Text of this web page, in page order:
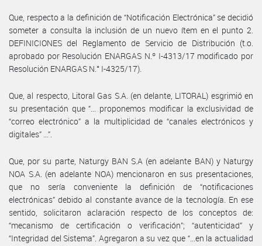
Que, respecto a la definición de “Notificación Electrónica” se decidió
someter a consulta la inclusión de un nuevo ítem en el punto 2.
DEFINICIONES del Reglamento de Servicio de Distribución (t.o.
aprobado por Resolución ENARGAS N.º I-4313/17 modificado por
Resolución ENARGAS N.° I-4325/17).
Que, al respecto, Litoral Gas S.A. (en delante, LITORAL) esgrimió en
su presentación que “... proponemos modificar la exclusividad de
“correo electrónico” a la multiplicidad de “canales electrónicos y
digitales” ...”.
Que, por su parte, Naturgy BAN S.A (en adelante BAN) y Naturgy
NOA S.A. (en adelante NOA) mencionaron en sus presentaciones,
que no sería conveniente la definición de “notificaciones
electrónicas” debido al constante avance de la tecnología. En ese
sentido, solicitaron aclaración respecto de los conceptos de:
“mecanismo de certificación o verificación”; “autenticidad” y
“Integridad del Sistema”. Agregaron a su vez que “...en la actualidad